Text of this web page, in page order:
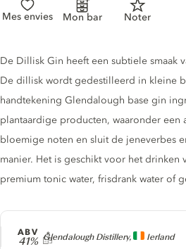
Mes envies Mon bar Noter
Producer
Glendalough Distillery, Ierland
ABV
41%
Gin description
De Dillisk Gin heeft een subtiele smaak
De dillisk wordt gedestilleerd in kleine
handtekening Glendalough base gin
plantaardige producten, waaronder een
bloemige noten en sluit de jeneverbes
manier. Het is geschikt voor het drinken
premium tonic water, frisdrank water of